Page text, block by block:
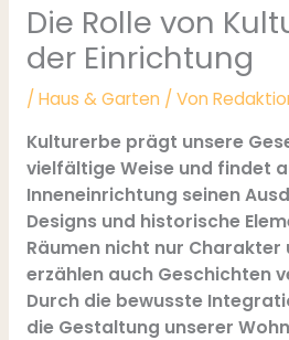
Die Rolle von
der Einrichtung
/ Haus & Garten / Von
Kulturerbe prägt unsere
vielfältige Weise und findet
Inneneinrichtung seinen
Designs und historische
Räumen nicht nur Charakter
erzählen auch Geschichten
Durch die bewusste
die Gestaltung unserer